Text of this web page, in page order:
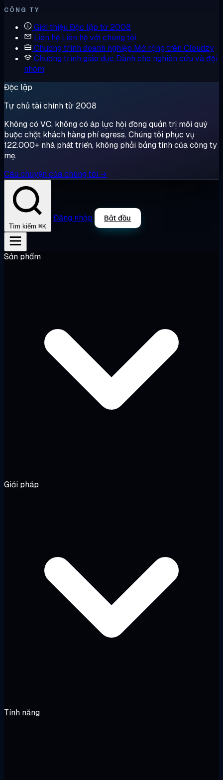
CÔNG TY
Giới thiệu Độc lập từ 2008
Liên hệ Liên hệ với chúng tôi
Chương trình doanh nghiệp Mở rộng trên Cloudzy
Chương trình giáo dục Dành cho nghiên cứu và đội
nhóm
Độc lập
Tự chủ tài chính từ 2008
Không có VC, không có áp lực hội đồng quản trị mỗi quý
buộc chặt khách hàng phí egress. Chúng tôi phục vụ
122.000+ nhà phát triển, không phải bảng tính của công ty
mẹ.
Câu chuyện của chúng tôi →
Tìm kiếm ⌘K
Đăng nhập Bắt đầu
Sản phẩm
Giải pháp
Tính năng